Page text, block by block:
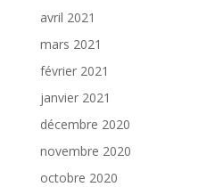
avril 2021
mars 2021
février 2021
janvier 2021
décembre 2020
novembre 2020
octobre 2020